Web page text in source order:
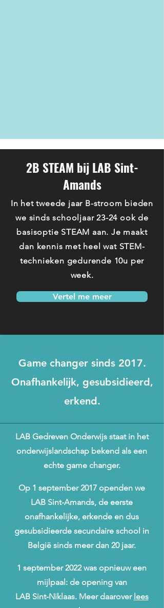
2B STEAM bij LAB Sint-
Amands
In het tweede jaar B-stroom bieden
we sinds schooljaar 23-24 ook de
basisoptie STEAM aan. Je maakt
dan kennis met heel wat STEM-
technieken gedurende 10u per
week.
Vertel me meer
Game changer sinds 2017.
Onafhankelijk, gesubsidieerd,
erkend.
LAB Gedreven Onderwijs staat in het
onderwijslandschap bekend als een
echte game changer.
Op 1 september 2017 openden we
LAB Sint-Amands, de eerste
onafhankelijke, erkende en dus
gesubsidieerde secundaire school in
België sinds meer dan 20 jaar.
1 september 2022 was opnieuw een
mijlpaal: de opening van
LAB Sint-Niklaas. Meer daarover lees